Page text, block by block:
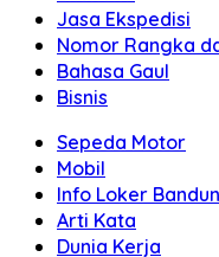
Jasa Ekspedisi
Nomor Rangka
Bahasa Gaul
Bisnis
Sepeda Motor
Mobil
Info Loker
Arti Kata
Dunia Kerja